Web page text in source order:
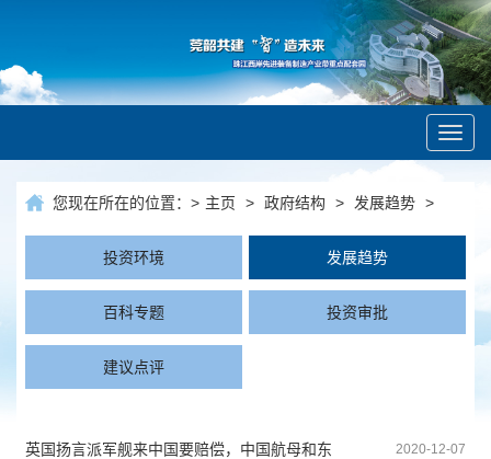
您现在所在的位置：> 主页 > 政府结构 > 发展趋势 >
投资环境 发展趋势
百科专题 投资审批
建议点评
英国扬言派军舰来中国要赔偿，中国航母和东
2020-12-07